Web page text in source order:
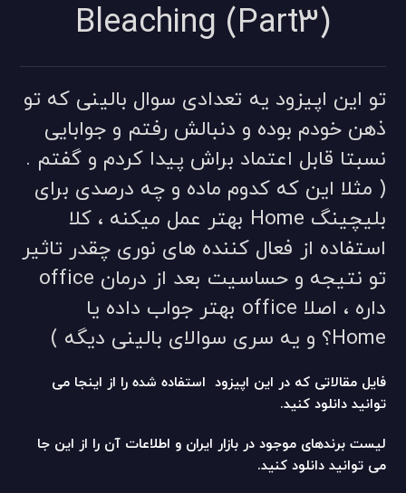
(Bleaching (Part3
تو این اپیزود یه تعدادی سوال بالینی که تو
ذهن خودم بوده و دنبالش رفتم و جوابایی
نسبتا قابل اعتماد براش پیدا کردم و گفتم .
( مثلا این که کدوم ماده و چه درصدی برای
بلیچینگ Home بهتر عمل میکنه ، کلا
استفاده از فعال کننده های نوری چقدر تاثیر
تو نتیجه و حساسیت بعد از درمان office
داره ، اصلا office بهتر جواب داده یا
Home؟ و یه سری سوالای بالینی دیگه )
فایل مقالاتی که در این اپیزود استفاده شده را از اینجا می
توانید دانلود کنید.
لیست برندهای موجود در بازار ایران و اطلاعات آن را از این جا
می توانید دانلود کنید.